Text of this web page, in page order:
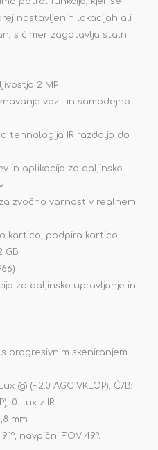
nastavljenih lokacijah ali
s čimer zagotavlja stalni
2 MP
vozil in samodejno
tehnologija IR razdaljo do
in aplikacija za daljinsko
zvočno varnost v realnem
kartico, podpira kartico
GB
za daljinsko upravljanje in
progresivnim skeniranjem
@ (F2.0 AGC VKLOP), Č/B:
0 Lux z IR
mm
navpični FOV 49°,